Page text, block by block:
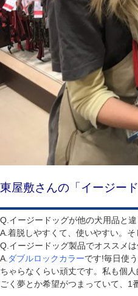
東屋敷さんの「イージー
Q.イージードッグが他の犬用品と
A.着脱しやすくて、使いやすい。そ
Q.イージードッグ製品でオススメ
A ダブルロックカラーです!毎日使
ちゃらなくらい頑丈です。私も個
ごく夢とか希望がつまっていて、1